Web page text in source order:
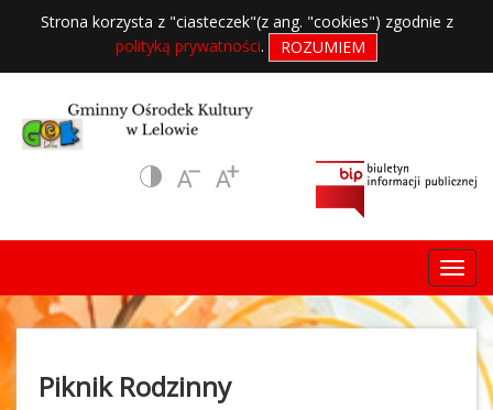
Strona korzysta z "ciasteczek"(z ang. "cookies") zgodnie z
polityką prywatności. ROZUMIEM
Piknik Rodzinny